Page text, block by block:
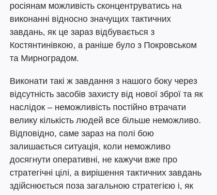
росіянам можливість сконцентруватись на
виконанні відносно значущих тактичних
завдань, як це зараз відбувається з
Костянтинівкою, а раніше було з Покровськом
та Мирноградом.
Виконати такі ж завдання з нашого боку через
відсутність засобів захисту від нової зброї та як
наслідок – неможливість постійно втрачати
велику кількість людей все більше неможливо.
Відповідно, саме зараз на полі бою
залишається ситуація, коли неможливо
досягнути оперативні, не кажучи вже про
стратегічні цілі, а вирішення тактичних завдань
здійснюється поза загальною стратегією і, як